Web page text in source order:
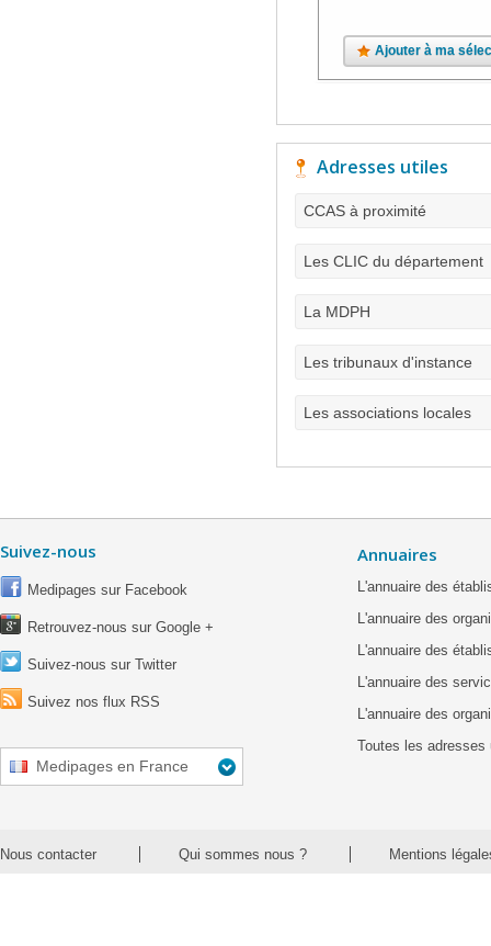
Ajouter à ma
Adresses utiles
CCAS à proximité
Les CLIC du département
La MDPH
Les tribunaux d'instance
Les associations locales
Suivez-nous
Medipages sur Facebook
Retrouvez-nous sur Google +
Suivez-nous sur Twitter
Suivez nos flux RSS
Medipages en France
Annuaires
L'annuaire des
L'annuaire des
L'annuaire des
L'annuaire des
L'annuaire des
Toutes les adresses
Nous contacter Qui sommes nous ? Mentions